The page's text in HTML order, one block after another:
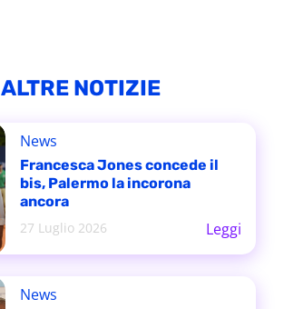
ALTRE NOTIZIE
News
Francesca Jones concede il
bis, Palermo la incorona
ancora
27 Luglio 2026
Leggi
News